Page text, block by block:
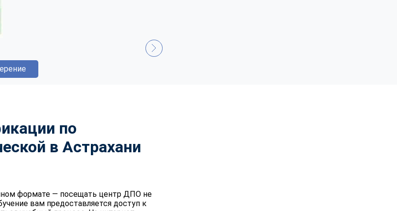
по
в Астрахани
формате — посещать центр ДПО не
вам предоставляется доступ к